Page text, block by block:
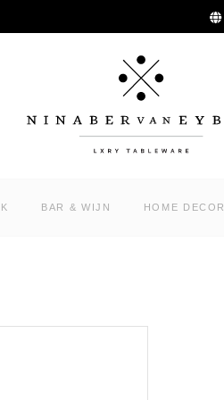
BAR & WIJN HOME DECOR